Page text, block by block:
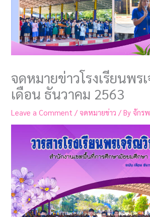
จดหมายข่าวโรงเรียนพร
เดือน ธันวาคม 2563
Leave a Comment / จดหมายข่าว / By จักร